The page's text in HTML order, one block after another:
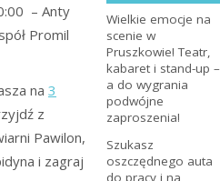
– Anty
Promil
na 3
z
Pawilon,
i zagraj
Wielkie emocje na
scenie w
Pruszkowie! Teatr,
kabaret i stand-up –
a do wygrania
podwójne
zaproszenia!
Szukasz
oszczędnego auta
do pracy i na